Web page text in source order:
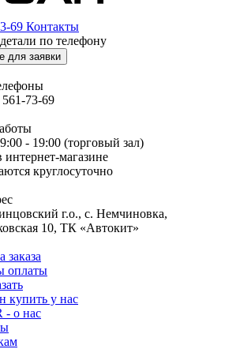
69 Контакты
по телефону
для заявки
73-69
- 19:00 (торговый зал)
интернет-магазине
круглосуточно
г.о., с. Немчиновка,
10, ТК «Автокит»
заказа
оплаты
купить у нас
- о нас